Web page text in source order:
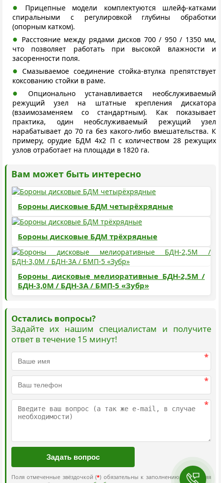
Прицепные модели комплектуются шлейф-катками
спиральными с регулировкой глубины обработки
(опорным катком).
Расстояние между рядами дисков 700 / 950 / 1350 мм,
что позволяет работать при высокой влажности и
засоренности поля.
Смазываемое соединение стойка-втулка препятствует
коксованию стойки в раме.
Опционально устанавливается необслуживаемый
режущий узел на штатные крепления дискатора
(взаимозаменяем со стандартным). Как показывает
практика, один необслуживаемый режущий узел
нарабатывает до 70 га без какого-либо вмешательства. К
примеру, орудие БДМ 4х2 П с количеством 28 режущих
узлов отработает на площади в 1820 га.
Вам может быть интересно
Бороны дисковые БДМ четырёхрядные
Бороны дисковые БДМ трёхрядные
Бороны дисковые мелиоративные БДН-2,5М /
БДН-3,0М / БДН-3А / БМП-5 «Зубр»
Остались вопросы?
Задайте их нашим специалистам и получите
ответ в течение 15 минут!
*
*
*
Поля отмеченные звёздочкой (*) обязательны к заполнению. Отправляя